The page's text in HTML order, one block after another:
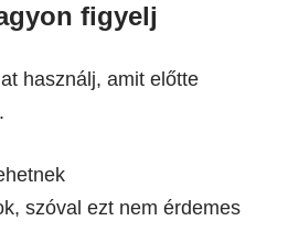
figyelj
használj, amit előtte
szóval ezt nem érdemes